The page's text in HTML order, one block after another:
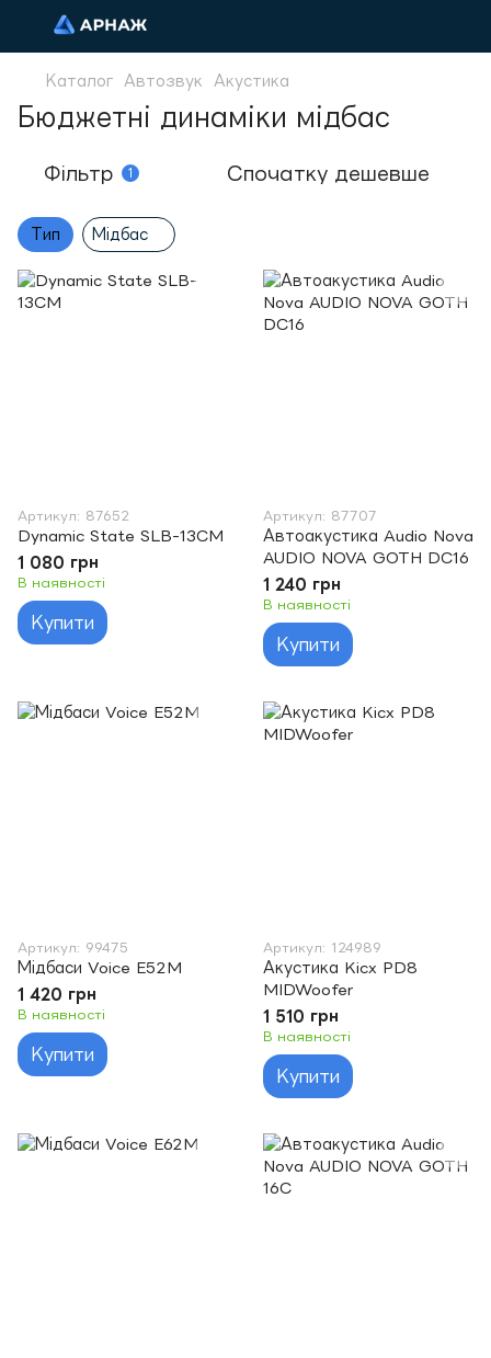
Каталог Автозвук Акустика
Бюджетні динаміки мідбас
Фільтр 1 Спочатку дешевше
Тип Мідбас
Артикул: 87652
Dynamic State SLB-13CM
1 080 грн
В наявності
Купити
Артикул: 87707
Автоакустика Audio Nova
AUDIO NOVA GOTH DC16
1 240 грн
В наявності
Купити
Артикул: 99475
Мідбаси Voice E52M
1 420 грн
В наявності
Купити
Артикул: 124989
Акустика Kicx PD8
MIDWoofer
1 510 грн
В наявності
Купити